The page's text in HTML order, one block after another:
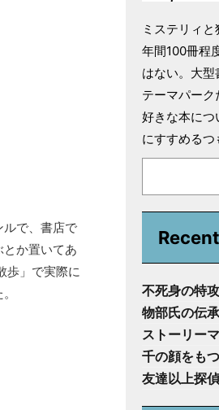
ルで、書店で
か置いてあ
歩」で実際に
ミステリィと
年間100冊程
はない。大
テーマパーク
好きな本につ
にすすめるつ
不死身の特
物部氏の伝承
ストーリー
千の顔をも
友達以上探